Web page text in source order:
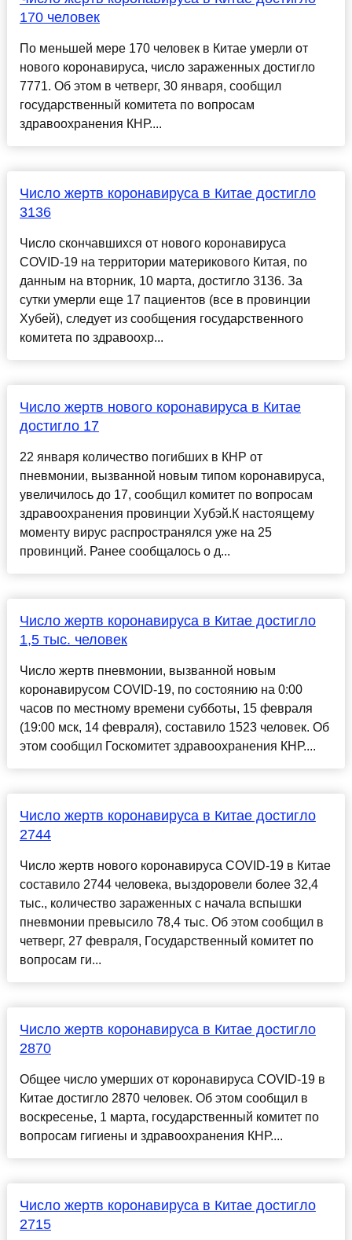
170 человек
По меньшей мере 170 человек в Китае умерли от
нового коронавируса, число зараженных достигло
7771. Об этом в четверг, 30 января, сообщил
государственный комитета по вопросам
здравоохранения КНР....
Число жертв коронавируса в Китае достигло
3136
Число скончавшихся от нового коронавируса
COVID-19 на территории материкового Китая, по
данным на вторник, 10 марта, достигло 3136. За
сутки умерли еще 17 пациентов (все в провинции
Хубей), следует из сообщения государственного
комитета по здравоохр...
Число жертв нового коронавируса в Китае
достигло 17
22 января количество погибших в КНР от
пневмонии, вызванной новым типом коронавируса,
увеличилось до 17, сообщил комитет по вопросам
здравоохранения провинции Хубэй.К настоящему
моменту вирус распространялся уже на 25
провинций. Ранее сообщалось о д...
Число жертв коронавируса в Китае достигло
1,5 тыс. человек
Число жертв пневмонии, вызванной новым
коронавирусом COVID-19, по состоянию на 0:00
часов по местному времени субботы, 15 февраля
(19:00 мск, 14 февраля), составило 1523 человек. Об
этом сообщил Госкомитет здравоохранения КНР....
Число жертв коронавируса в Китае достигло
2744
Число жертв нового коронавируса COVID-19 в Китае
составило 2744 человека, выздоровели более 32,4
тыс., количество зараженных с начала вспышки
пневмонии превысило 78,4 тыс. Об этом сообщил в
четверг, 27 февраля, Государственный комитет по
вопросам ги...
Число жертв коронавируса в Китае достигло
2870
Общее число умерших от коронавируса COVID-19 в
Китае достигло 2870 человек. Об этом сообщил в
воскресенье, 1 марта, государственный комитет по
вопросам гигиены и здравоохранения КНР....
Число жертв коронавируса в Китае достигло
2715